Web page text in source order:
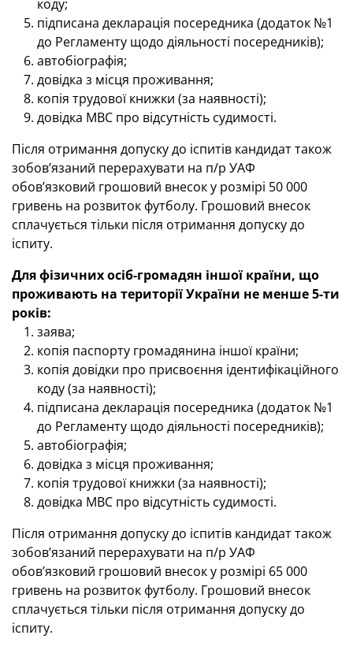
коду;
підписана декларація посередника (додаток №1
до Регламенту щодо діяльності посередників);
автобіографія;
довідка з місця проживання;
копія трудової книжки (за наявності);
довідка МВС про відсутність судимості.
Після отримання допуску до іспитів кандидат також
зобов’язаний перерахувати на п/р УАФ
обов’язковий грошовий внесок у розмірі 50 000
гривень на розвиток футболу. Грошовий внесок
сплачується тільки після отримання допуску до
іспиту.
Для фізичних осіб-громадян іншої країни, що
проживають на території України не менше 5-ти
років:
заява;
копія паспорту громадянина іншої країни;
копія довідки про присвоєння ідентифікаційного
коду (за наявності);
підписана декларація посередника (додаток №1
до Регламенту щодо діяльності посередників);
автобіографія;
довідка з місця проживання;
копія трудової книжки (за наявності);
довідка МВС про відсутність судимості.
Після отримання допуску до іспитів кандидат також
зобов’язаний перерахувати на п/р УАФ
обов’язковий грошовий внесок у розмірі 65 000
гривень на розвиток футболу. Грошовий внесок
сплачується тільки після отримання допуску до
іспиту.